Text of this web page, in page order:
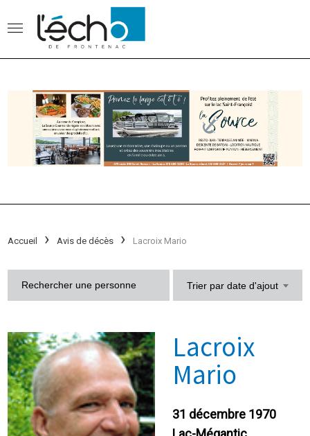
Accueil Avis de décès Lacroix Mario
Trier par date d'ajout
Lacroix
Mario
31 décembre 1970